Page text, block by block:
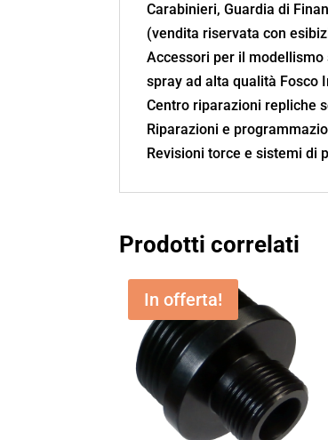
Carabinieri, Guardia di
(vendita riservata con
Accessori per il
spray ad alta qualità Fosco
Centro riparazioni repliche
Riparazioni e
Revisioni torce e sistemi di
Prodotti correlati
In offerta!